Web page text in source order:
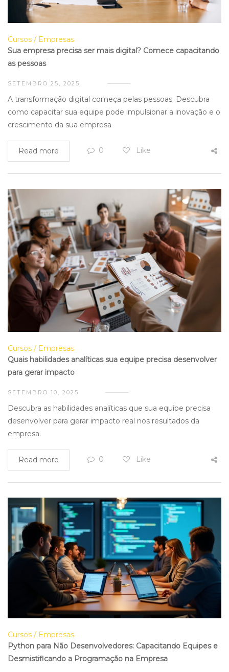
Cursos
Empresas
Sua empresa precisa ser mais digital? Comece capacitando
as pessoas
SETEMBRO 25, 2025
A transformação digital começa pelas pessoas. Descubra
como capacitar sua equipe pode impulsionar a inovação e o
crescimento da sua empresa
Read more 0 Like
Cursos
Empresas
Quais habilidades analíticas sua equipe precisa desenvolver
para gerar impacto
SETEMBRO 10, 2025
Descubra as habilidades analíticas que sua equipe precisa
desenvolver para gerar impacto real nos resultados da
empresa.
Read more 0 Like
Cursos
Empresas
Python para Não Desenvolvedores: Capacitando Equipes e
Desmistificando a Programação na Empresa